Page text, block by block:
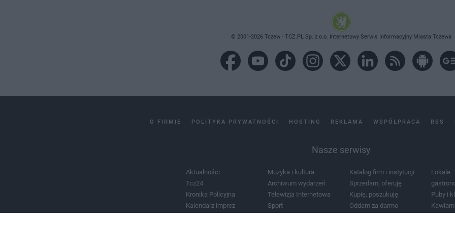
© 2001-2026 Tczew - TCZ.PL Sp. z o.o. Internetowy Serwis Informacyjny Miasta Tczewa
O FIRMIE POLITYKA PRYWATNOŚCI HOSTING REKLAMA WSPÓŁPRACA RSS
Nasze serwisy
Aktualności
Tcz24
Kronika Policyjna
Kalendarz imprez
Muzyka i kultura
Archiwum wydarzeń
Telewizja Internetowa
Sport
Katalog firm i instytucji
Sprzedam, oferuję
Kupię, poszukuję
Oddam za darmo
Lokale
Puby i